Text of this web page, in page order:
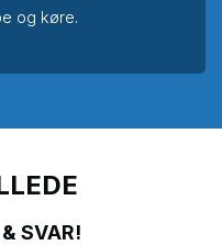
og køre.
SVAR!